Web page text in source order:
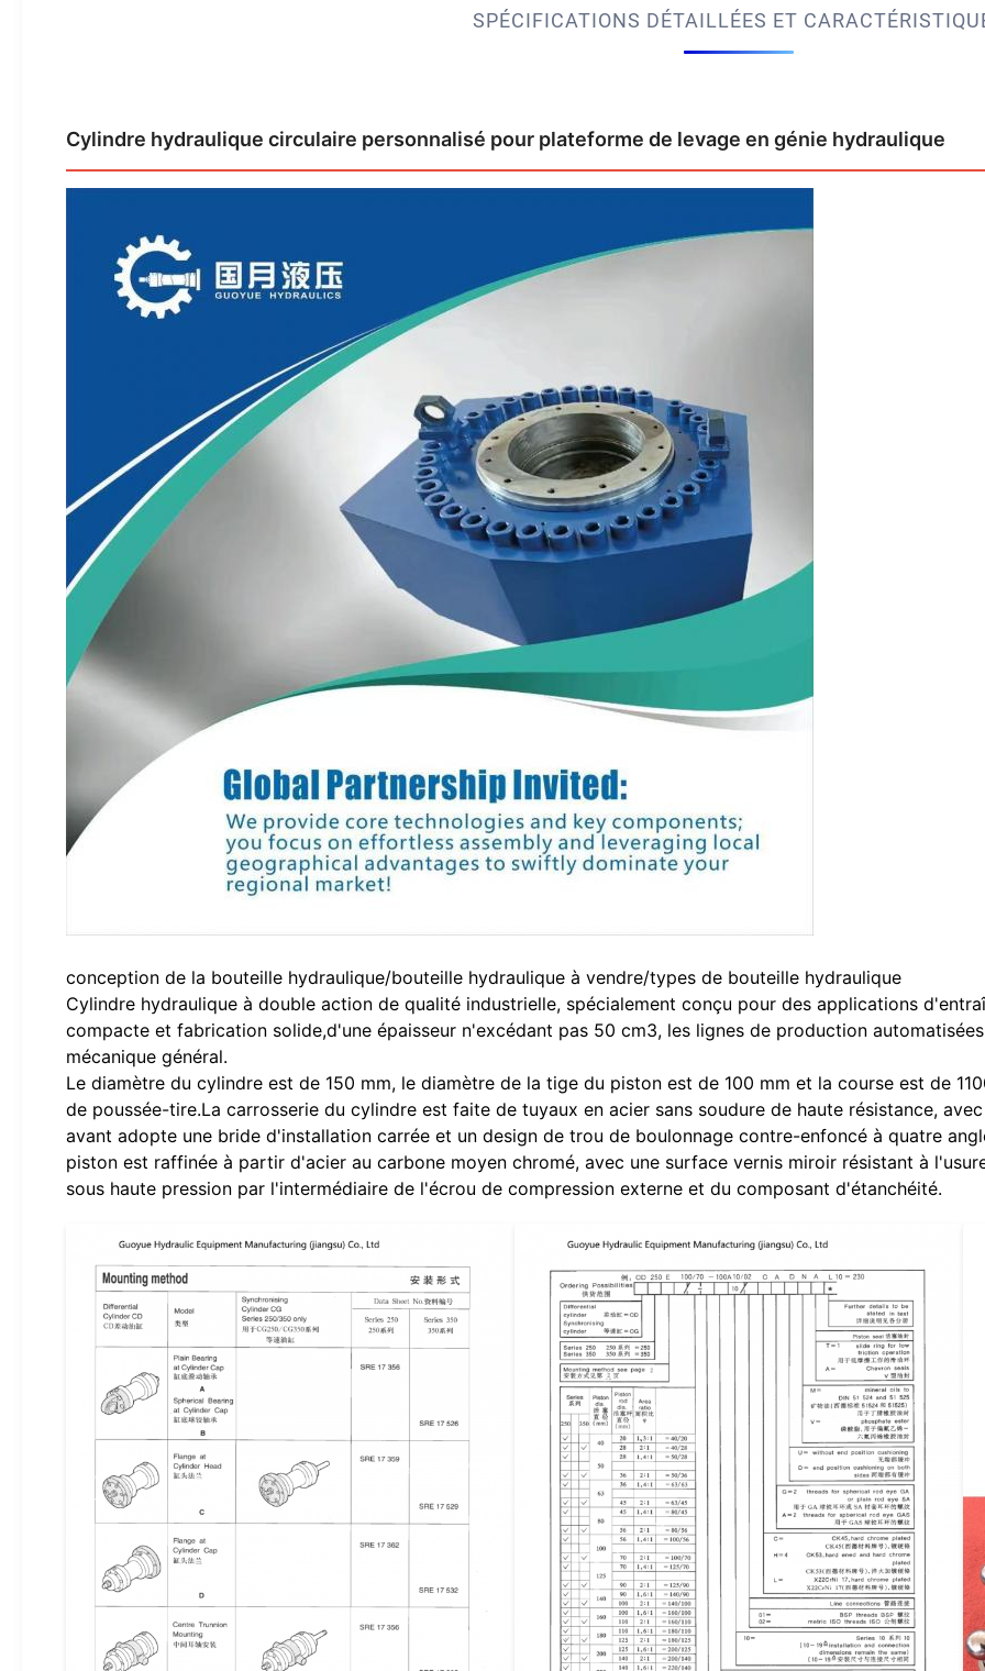
SPÉCIFICATIONS DÉTAILLÉES ET
Cylindre hydraulique circulaire personnalisé pour plateforme de levage en génie hydraulique
conception de la bouteille hydraulique/bouteille hydraulique à vendre/types de bouteille hydraulique
Cylindre hydraulique à double action de qualité industrielle, spécialement conçu pour des applications
compacte et fabrication solide,d'une épaisseur n'excédant pas 50 cm3, les lignes de production
mécanique général.
Le diamètre du cylindre est de 150 mm, le diamètre de la tige du piston est de 100 mm et la course est de
de poussée-tire.La carrosserie du cylindre est faite de tuyaux en acier sans soudure de haute résistance,
avant adopte une bride d'installation carrée et un design de trou de boulonnage contre-enfoncé à quatre
piston est raffinée à partir d'acier au carbone moyen chromé, avec une surface vernis miroir résistant à
sous haute pression par l'intermédiaire de l'écrou de compression externe et du composant d'étanchéité.